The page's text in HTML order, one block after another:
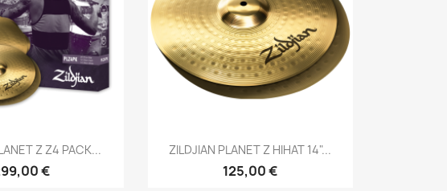
pregled
Z Z4 PACK...
€
Brzi pregled
ZILDJIAN PLANET Z HIHAT 14"...
125,00 €